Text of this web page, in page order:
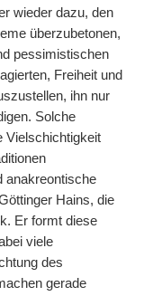
wieder dazu, den
überzubetonen,
pessimistischen
Freiheit und
ihn nur
Solche
Vielschichtigkeit
anakreontische
Hains, die
Er formt diese
viele
des
gerade